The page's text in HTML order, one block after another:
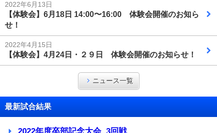
2022年6月13日
【体験会】6月18日 14:00〜16:00 体験会開催のお知ら
せ！
2022年4月15日
【体験会】4月24日・２９日 体験会開催のお知らせ！
ニュース一覧
最新試合結果
2022年度卒部記念大会 3回戦